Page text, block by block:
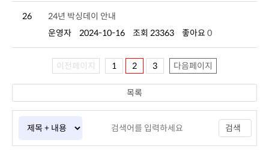
26
24년 박싱데이 안내
운영자
2024-10-16 조회 23363 좋아요 0
이전페이지 1 2 3 다음페이지
검색
목록